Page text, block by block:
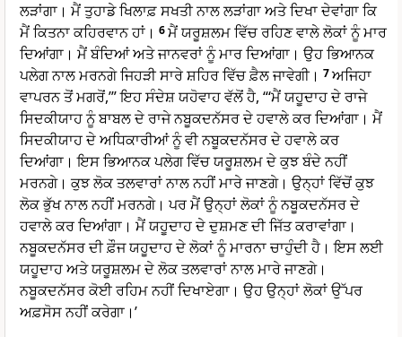
ਲੜਾਂਗਾ। ਮੈਂ ਤੁਹਾਡੇ ਖਿਲਾਫ਼ ਸਖਤੀ ਨਾਲ ਲੜਾਂਗਾ ਅਤੇ ਦਿਖਾ ਦੇਵਾਂਗਾ ਕਿ
ਮੈਂ ਕਿਤਨਾ ਕਹਿਰਵਾਨ ਹਾਂ। 6ਮੈਂ ਯਰੂਸ਼ਲਮ ਵਿੱਚ ਰਹਿਣ ਵਾਲੇ ਲੋਕਾਂ ਨੂੰ ਮਾਰ
ਦਿਆਂਗਾ। ਮੈਂ ਬੰਦਿਆਂ ਅਤੇ ਜਾਨਵਰਾਂ ਨੂੰ ਮਾਰ ਦਿਆਂਗਾ। ਉਹ ਭਿਆਨਕ
ਪਲੇਗ ਨਾਲ ਮਰਨਗੇ ਜਿਹੜੀ ਸਾਰੇ ਸ਼ਹਿਰ ਵਿੱਚ ਫ਼ੈਲ ਜਾਵੇਗੀ। 7ਅਜਿਹਾ
ਵਾਪਰਨ ਤੋਂ ਮਗਰੋਂ,’” ਇਹ ਸੰਦੇਸ਼ ਯਹੋਵਾਹ ਵੱਲੋਂ ਹੈ, “‘ਮੈਂ ਯਹੂਦਾਹ ਦੇ ਰਾਜੇ
ਸਿਦਕੀਯਾਹ ਨੂੰ ਬਾਬਲ ਦੇ ਰਾਜੇ ਨਬੂਕਦਨੱਸਰ ਦੇ ਹਵਾਲੇ ਕਰ ਦਿਆਂਗਾ। ਮੈਂ
ਸਿਦਕੀਯਾਹ ਦੇ ਅਧਿਕਾਰੀਆਂ ਨੂੰ ਵੀ ਨਬੂਕਦਨੱਸਰ ਦੇ ਹਵਾਲੇ ਕਰ
ਦਿਆਂਗਾ। ਇਸ ਭਿਆਨਕ ਪਲੇਗ ਵਿੱਚ ਯਰੂਸ਼ਲਮ ਦੇ ਕੁਝ ਬੰਦੇ ਨਹੀਂ
ਮਰਨਗੇ। ਕੁਝ ਲੋਕ ਤਲਵਾਰਾਂ ਨਾਲ ਨਹੀਂ ਮਾਰੇ ਜਾਣਗੇ। ਉਨ੍ਹਾਂ ਵਿੱਚੋਂ ਕੁਝ
ਲੋਕ ਭੁੱਖ ਨਾਲ ਨਹੀਂ ਮਰਨਗੇ। ਪਰ ਮੈਂ ਉਨ੍ਹਾਂ ਲੋਕਾਂ ਨੂੰ ਨਬੂਕਦਨੱਸਰ ਦੇ
ਹਵਾਲੇ ਕਰ ਦਿਆਂਗਾ। ਮੈਂ ਯਹੂਦਾਹ ਦੇ ਦੁਸ਼ਮਣ ਦੀ ਜਿੱਤ ਕਰਾਵਾਂਗਾ।
ਨਬੂਕਦਨੱਸਰ ਦੀ ਫ਼ੌਜ ਯਹੂਦਾਹ ਦੇ ਲੋਕਾਂ ਨੂੰ ਮਾਰਨਾ ਚਾਹੁੰਦੀ ਹੈ। ਇਸ ਲਈ
ਯਹੂਦਾਹ ਅਤੇ ਯਰੂਸ਼ਲਮ ਦੇ ਲੋਕ ਤਲਵਾਰਾਂ ਨਾਲ ਮਾਰੇ ਜਾਣਗੇ।
ਨਬੂਕਦਨੱਸਰ ਕੋਈ ਰਹਿਮ ਨਹੀਂ ਦਿਖਾਏਗਾ। ਉਹ ਉਨ੍ਹਾਂ ਲੋਕਾਂ ਉੱਪਰ
ਅਫ਼ਸੋਸ ਨਹੀਂ ਕਰੇਗਾ।’